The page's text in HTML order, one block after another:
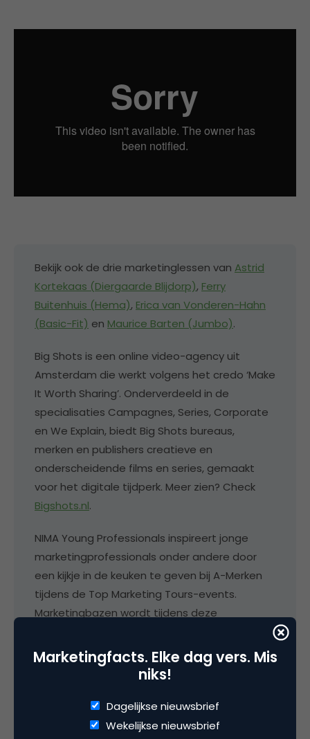
Bekijk ook de drie marketinglessen van Astrid
Kortekaas (Diergaarde Blijdorp), Ferry
Buitenhuis (Hema), Erica van Vonderen-Hahn
(Basic-Fit) en Maurice Barten (Jumbo).
Big Shots is een online video-agency uit
Amsterdam die werkt volgens het credo ‘Make
It Worth Sharing’. Onderverdeeld in de
specialisaties Campagnes, Series, Corporate
en We Explain, biedt Big Shots bureaus,
merken en publishers creatieve en
onderscheidende films en series, gemaakt
voor het digitale tijdperk. Meer zien? Check
Bigshots.nl.
NIMA Young Professionals inspireert jonge
marketingprofessionals onder andere door
een kijkje in de keuken te geven bij A-Merken
tijdens de Top Marketing Tours-events.
Marketingbazen wordt tijdens deze
Young Profs te gast bij Apenkooi Amsterdam
voor DGTL Festival, Swapfiets, Tikkie,
evenementen bijwonen? CheckNima.nl
Marketingfacts. Elke dag vers. Mis
niks!
Dagelijkse nieuwsbrief
Wekelijkse nieuwsbrief